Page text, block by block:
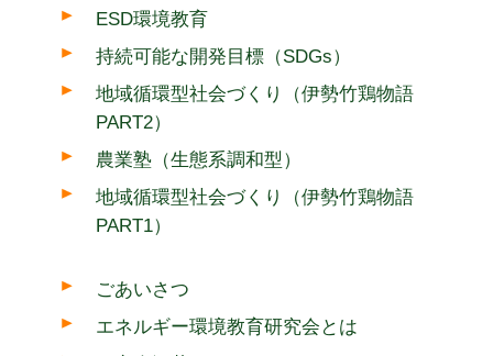
ESD環境教育
持続可能な開発目標（SDGs）
地域循環型社会づくり（伊勢竹鶏物語
PART2）
農業塾（生態系調和型）
地域循環型社会づくり（伊勢竹鶏物語
PART1）
ごあいさつ
エネルギー環境教育研究会とは